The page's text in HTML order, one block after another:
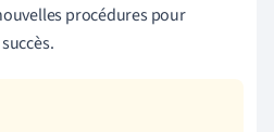
procédures pour